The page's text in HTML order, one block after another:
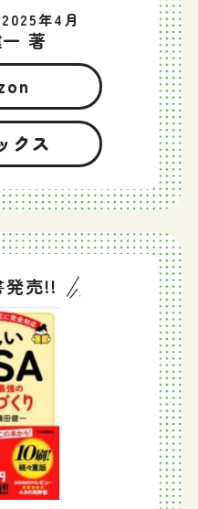
年4月
著
クス
発売!!